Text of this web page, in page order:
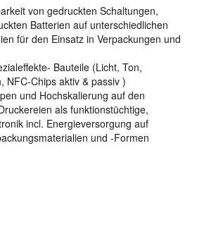
von gedruckten Schaltungen,
Batterien auf unterschiedlichen
für den Einsatz in Verpackungen und
Bauteile (Licht, Ton,
NFC-Chips aktiv & passiv )
und Hochskalierung auf den
als funktionstüchtige,
incl. Energieversorgung auf
und -Formen